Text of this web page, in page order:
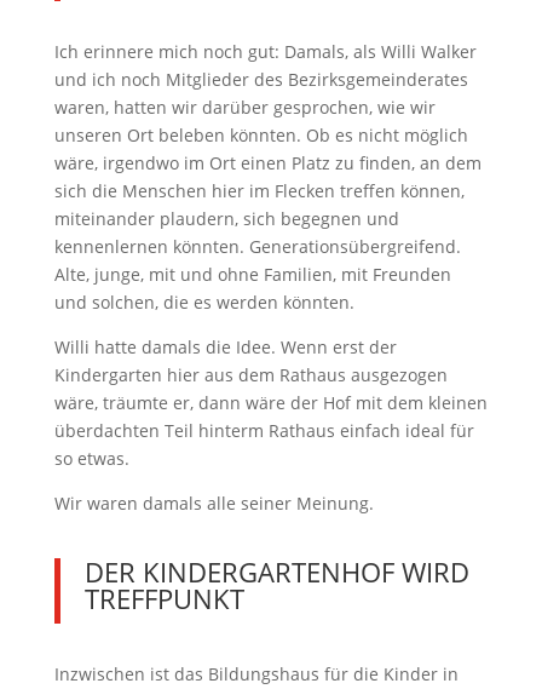
Ich erinnere mich noch gut: Damals, als Willi Walker
und ich noch Mitglieder des Bezirksgemeinderates
waren, hatten wir darüber gesprochen, wie wir
unseren Ort beleben könnten. Ob es nicht möglich
wäre, irgendwo im Ort einen Platz zu finden, an dem
sich die Menschen hier im Flecken treffen können,
miteinander plaudern, sich begegnen und
kennenlernen könnten. Generationsübergreifend.
Alte, junge, mit und ohne Familien, mit Freunden
und solchen, die es werden könnten.
Willi hatte damals die Idee. Wenn erst der
Kindergarten hier aus dem Rathaus ausgezogen
wäre, träumte er, dann wäre der Hof mit dem kleinen
überdachten Teil hinterm Rathaus einfach ideal für
so etwas.
Wir waren damals alle seiner Meinung.
DER KINDERGARTENHOF WIRD
TREFFPUNKT
Inzwischen ist das Bildungshaus für die Kinder in